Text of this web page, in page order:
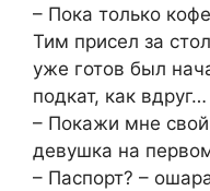
– Пока только
Тим присел за
уже готов был
подкат, как вдруг…
– Покажи мне свой
девушка на
– Паспорт? –